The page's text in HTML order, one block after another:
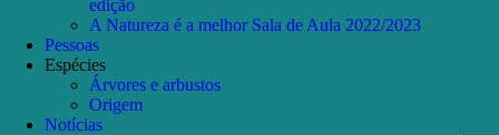
edição
A Natureza é a melhor Sala de Aula 2022/2023
Pessoas
Espécies
Árvores e arbustos
Origem
Notícias